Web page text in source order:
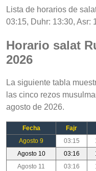
Lista de horarios de
03:15, Duhr: 13:30, Asr:
Horario salat
2026
La siguiente tabla
las cinco rezos
agosto de 2026.
Fecha Fajr
Agosto 9
03:15
Agosto 10
03:16
Agosto 11
03:16